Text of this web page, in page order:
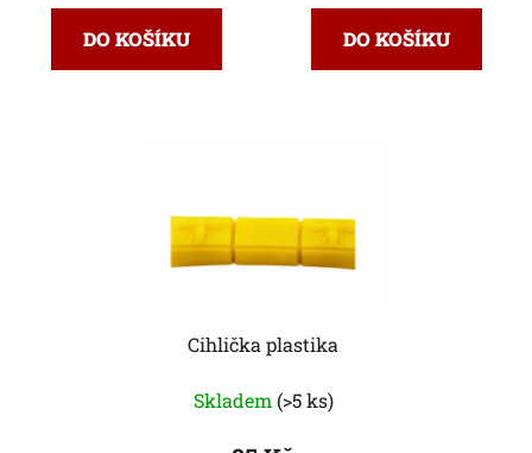
DO KOŠÍKU DO KOŠÍKU
Cihlička plastika
Skladem (>5 ks)